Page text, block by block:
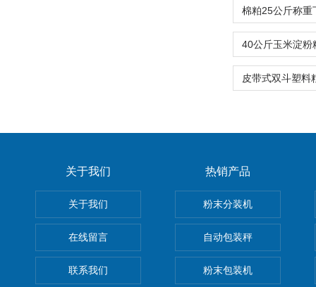
关于我们
关于我们
在线留言
联系我们
热销产品
粉末分装机
自动包装秤
粉末包装机